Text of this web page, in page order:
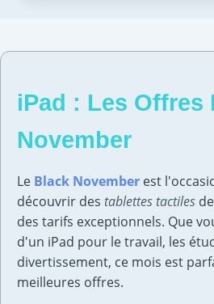
iPad : Les Offres
November
Le Black November est
découvrir des tablettes tactiles
des tarifs exceptionnels. Que
d'un iPad pour le travail, les
divertissement, ce mois est
meilleures offres.